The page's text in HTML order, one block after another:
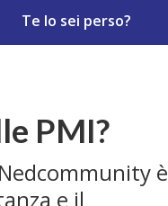
Te lo sei perso?
PMI?
è
e il